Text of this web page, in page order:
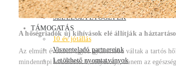
GMV kiegészítők
SZELLŐZTETŐGÉPEK
TÁMOGATÁS
10 év jótállás
Viszonteladó partnereink
Letölthető nyomtatványok
A hőségriadók új kihívások elé állítják a
Az elmúlt években egyre gyakoribbá váltak a tartós
mindennapi közérzetet befolyásolja, hanem az